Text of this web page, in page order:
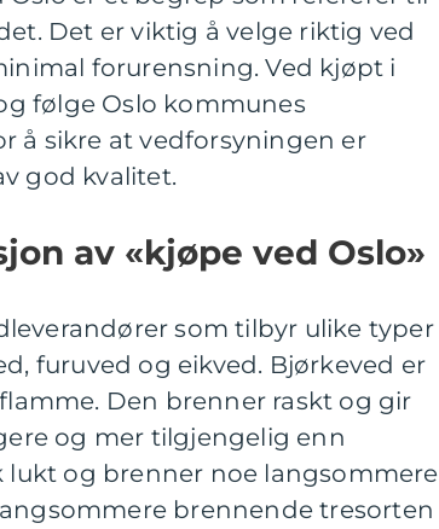
Det er viktig å velge riktig ved
forurensning. Ved kjøpt i
følge Oslo kommunes
å sikre at vedforsyningen er
god kvalitet.
av «kjøpe ved Oslo»
som tilbyr ulike typer
furuved og eikved. Bjørkeved er
Den brenner raskt og gir
og mer tilgjengelig enn
lukt og brenner noe langsommere
brennende tresorten